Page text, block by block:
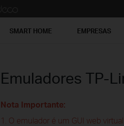
SMART HOME EMPRESAS
Emuladores TP-
Nota Importante:
1. O emulador é um GUI web